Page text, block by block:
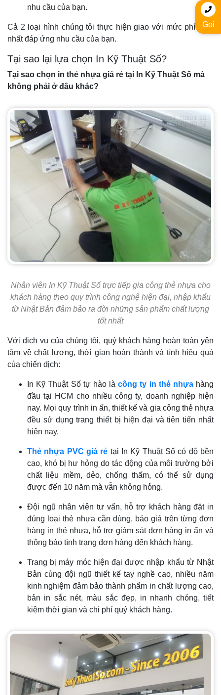
nhu cầu của bạn.
Cả 2 loại hình chúng tôi thực hiện giao với mức phí thấp
nhất đáp ứng nhu cầu của bạn.
Tại sao lại lựa chọn In Kỹ Thuật Số?
Tại sao chọn in thẻ nhựa giá rẻ tại In Kỹ Thuật Số mà
không phải ở đâu khác?
Nhân viên In Kỹ Thuật Số trực tiếp gia công thẻ nhựa cho
khách hàng theo quy trình công nghệ hiện đại, nhập khẩu
từ Nhật Bản đảm bảo ra đời những sản phẩm chất lượng
tốt nhất
Với dịch vụ của chúng tôi, quý khách hàng hoàn toàn yên
tâm về chất lượng, thời gian hoàn thành và tính hiệu quả
của chiến dịch:
In Kỹ Thuật Số tự hào làcông ty in thẻ nhựahàng
đầu tại HCM cho nhiều công ty, doanh nghiệp hiện
nay. Mọi quy trình in ấn, thiết kế và gia công thẻ nhựa
đều sử dụng trang thiết bị hiện đại và tiên tiến nhất
hiện nay.
Thẻ nhựa PVC giá rẻ tại In Kỹ Thuật Số có độ bền
cao, khó bị hư hỏng do tác động của môi trường bởi
chất liệu mềm, dẻo, chống thấm, có thể sử dụng
được đến 10 năm mà vẫn không hỏng.
Đội ngũ nhân viên tư vấn, hỗ trợ khách hàng đặt in
đúng loại thẻ nhựa cần dùng, báo giá trên từng đơn
hàng in thẻ nhựa, hỗ trợ giám sát đơn hàng in ấn và
thông báo tình trạng đơn hàng đến khách hàng.
Trang bị máy móc hiện đại được nhập khẩu từ Nhật
Bản cùng đội ngũ thiết kế tay nghề cao, nhiều năm
kinh nghiệm đảm bảo thành phẩm in chất lượng cao,
bản in sắc nét, màu sắc đẹp, in nhanh chóng, tiết
kiệm thời gian và chi phí quý khách hàng.
Gọi